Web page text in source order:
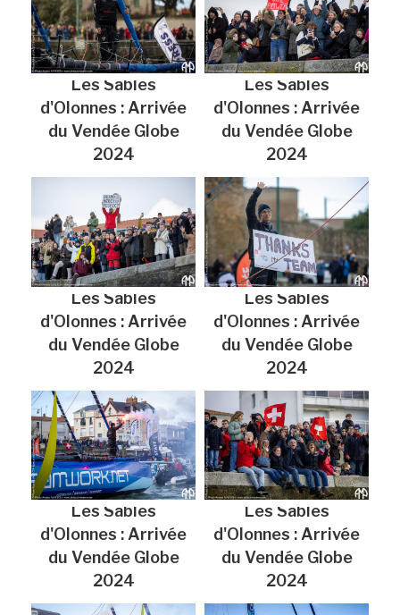
Les Sables
d'Olonnes : Arrivée
du Vendée Globe
2024
Les Sables
d'Olonnes : Arrivée
du Vendée Globe
2024
Les Sables
d'Olonnes : Arrivée
du Vendée Globe
2024
Les Sables
d'Olonnes : Arrivée
du Vendée Globe
2024
Les Sables
d'Olonnes : Arrivée
du Vendée Globe
2024
Les Sables
d'Olonnes : Arrivée
du Vendée Globe
2024